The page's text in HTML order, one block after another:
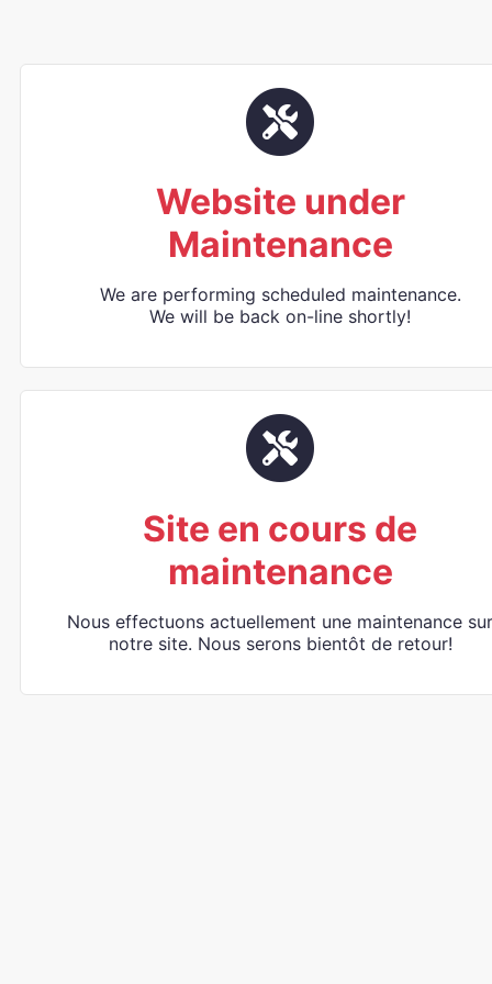
Website under
Maintenance
We are performing scheduled maintenance.
We will be back on-line shortly!
Site en cours de
maintenance
Nous effectuons actuellement une maintenance sur
notre site. Nous serons bientôt de retour!